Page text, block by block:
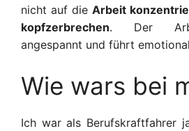
nicht auf die Arbeit
kopfzerbrechen. Der
angespannt und führt emotional
Wie wars bei
Ich war als Berufskraftfahrer